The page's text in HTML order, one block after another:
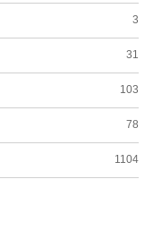
3
31
103
78
1104